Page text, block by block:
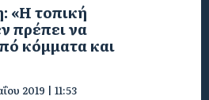
«Η τοπική
πρέπει να
κόμματα και
2019 | 11:53